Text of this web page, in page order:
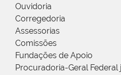
Ouvidoria
Corregedoria
Assessorias
Comissões
Fundações de Apoio
Procuradoria-Geral Federal